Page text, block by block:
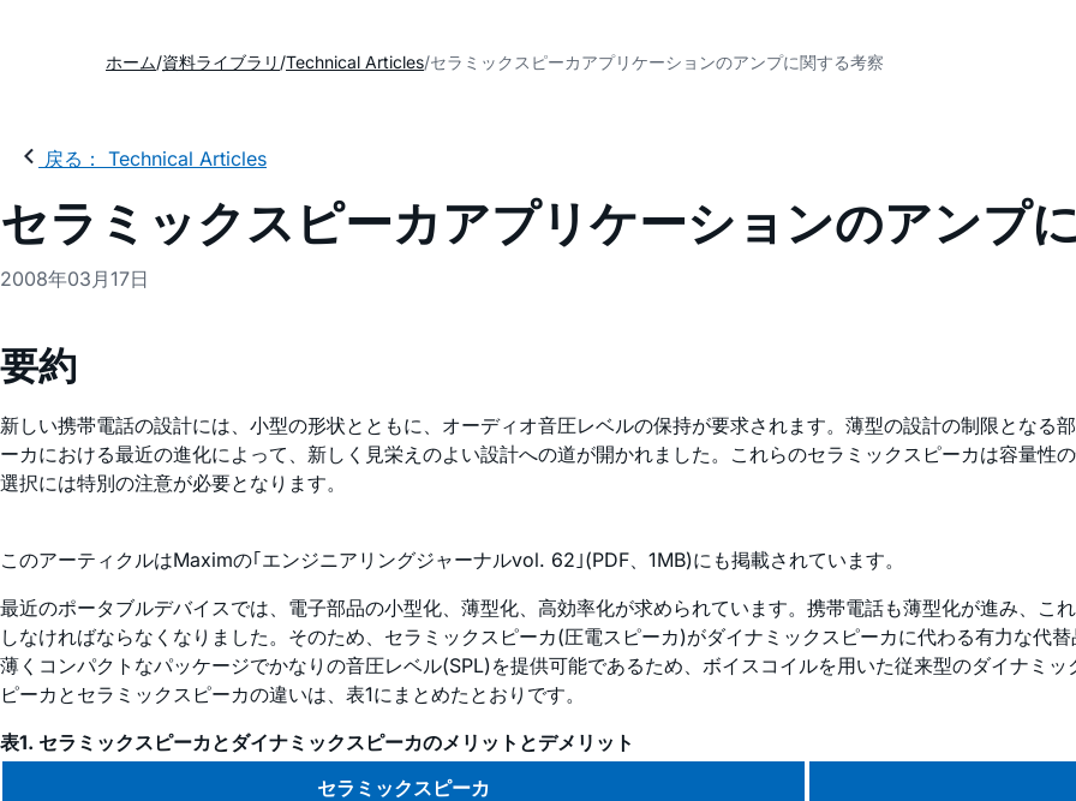
ホーム 資料ライブラリ Technical Articles セラミックスピーカアプリケーションのアンプに関する考察
戻る： Technical Articles
セラミックスピーカアプリケーションのアンプ
2008年03月17日
要約
新しい携帯電話の設計には、小型の形状とともに、オーディオ音圧レベルの保持が要求されます。薄型の設計の制限となる
ーカにおける最近の進化によって、新しく見栄えのよい設計への道が開かれました。これらのセラミックスピーカは容量性
選択には特別の注意が必要となります。
このアーティクルはMaximの｢エンジニアリングジャーナルvol. 62｣(PDF、1MB)にも掲載されています。
最近のポータブルデバイスでは、電子部品の小型化、薄型化、高効率化が求められています。携帯電話も薄型化が進み、こ
しなければならなくなりました。そのため、セラミックスピーカ(圧電スピーカ)がダイナミックスピーカに代わる有力な代
薄くコンパクトなパッケージでかなりの音圧レベル(SPL)を提供可能であるため、ボイスコイルを用いた従来型のダイナミ
ピーカとセラミックスピーカの違いは、表1にまとめたとおりです。
表1. セラミックスピーカとダイナミックスピーカのメリットとデメリット
セラミックスピーカ